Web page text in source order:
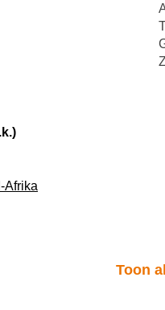
Afrika
Toon